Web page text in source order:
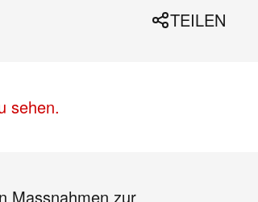
TEILEN
sehen.
Massnahmen zur